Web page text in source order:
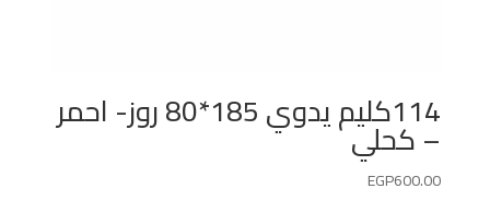
114كليم يدوي 185*80 روز- احمر
– كحلي
EGP600.00